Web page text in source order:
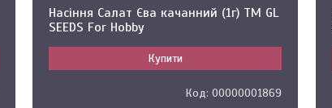
Насіння Салат Єва качанний (1г) ТМ GL
SEEDS For Hobby
Купити
00000001869